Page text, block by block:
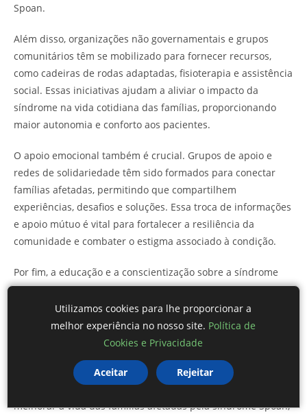
Spoan.
Além disso, organizações não governamentais e grupos
comunitários têm se mobilizado para fornecer recursos,
como cadeiras de rodas adaptadas, fisioterapia e assistência
social. Essas iniciativas ajudam a aliviar o impacto da
síndrome na vida cotidiana das famílias, proporcionando
maior autonomia e conforto aos pacientes.
O apoio emocional também é crucial. Grupos de apoio e
redes de solidariedade têm sido formados para conectar
famílias afetadas, permitindo que compartilhem
experiências, desafios e soluções. Essa troca de informações
e apoio mútuo é vital para fortalecer a resiliência da
comunidade e combater o estigma associado à condição.
Por fim, a educação e a conscientização sobre a síndrome
Spoan são fundamentais para garantir que as famílias
saibam sobre seus direitos e os recursos disponíveis.
Programas de informação e campanhas de sensibilização
ajudam a empoderar os moradores, permitindo que
busquem ativamente o apoio necessário.
O acesso a recursos e apoio é um passo importante para
melhorar a vida das famílias afetadas pela síndrome Spoan,
Utilizamos cookies para lhe proporcionar a
melhor experiência no nosso site. Política de
Cookies e Privacidade
Aceitar Rejeitar